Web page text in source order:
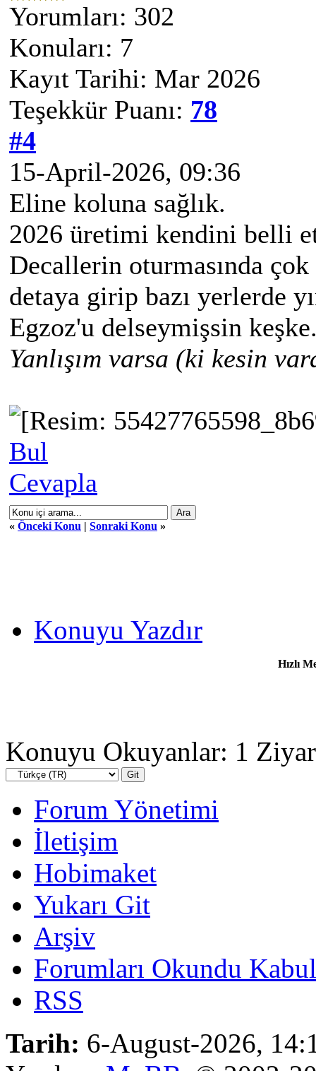
Yorumları: 302
Konuları: 7
Kayıt Tarihi: Mar 2026
Teşekkür Puanı: 78
#4
15-April-2026, 09:36
Eline koluna sağlık.
2026 üretimi kendini belli
Decallerin oturmasında çok
detaya girip bazı yerlerde
Egzoz'u delseymişsin
Yanlışım varsa (ki kesin
Bul
Cevapla
« Önceki Konu | Sonraki Konu »
Konuyu Yazdır
Hızlı
Konuyu Okuyanlar: 1
Forum Yönetimi
İletişim
Hobimaket
Yukarı Git
Arşiv
Forumları Okundu
RSS
Tarih: 6-August-2026,